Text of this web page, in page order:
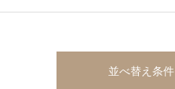
並べ替え条件